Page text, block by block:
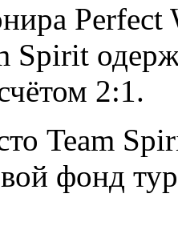
Spirit
2:1.
Team
фонд